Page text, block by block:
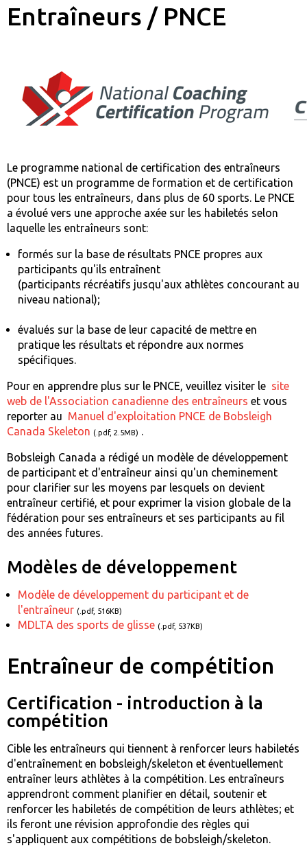
Entraîneurs / PNCE
Le programme national de certification des entraîneurs
(PNCE) est un programme de formation et de certification
pour tous les entraîneurs, dans plus de 60 sports. Le PNCE
a évolué vers une approche axée sur les habiletés selon
laquelle les entraîneurs sont:
formés sur la base de résultats PNCE propres aux
participants qu'ils entraînent
(participants récréatifs jusqu'aux athlètes concourant au
niveau national);
évalués sur la base de leur capacité de mettre en
pratique les résultats et répondre aux normes
spécifiques.
Pour en apprendre plus sur le PNCE, veuillez visiter le site
web de l'Association canadienne des entraîneurs et vous
reporter au Manuel d'exploitation PNCE de Bobsleigh
Canada Skeleton (.pdf, 2.5MB) .
Bobsleigh Canada a rédigé un modèle de développement
de participant et d'entraîneur ainsi qu'un cheminement
pour clarifier sur les moyens par lesquels on devient
entraîneur certifié, et pour exprimer la vision globale de la
fédération pour ses entraîneurs et ses participants au fil
des années futures.
Modèles de développement
Modèle de développement du participant et de
l'entraîneur (.pdf, 516KB)
MDLTA des sports de glisse (.pdf, 537KB)
Entraîneur de compétition
Certification - introduction à la
compétition
Cible les entraîneurs qui tiennent à renforcer leurs habiletés
d'entraînement en bobsleigh/skeleton et éventuellement
entraîner leurs athlètes à la compétition. Les entraîneurs
apprendront comment planifier en détail, soutenir et
renforcer les habiletés de compétition de leurs athlètes; et
ils feront une révision approfondie des règles qui
s'appliquent aux compétitions de bobsleigh/skeleton.